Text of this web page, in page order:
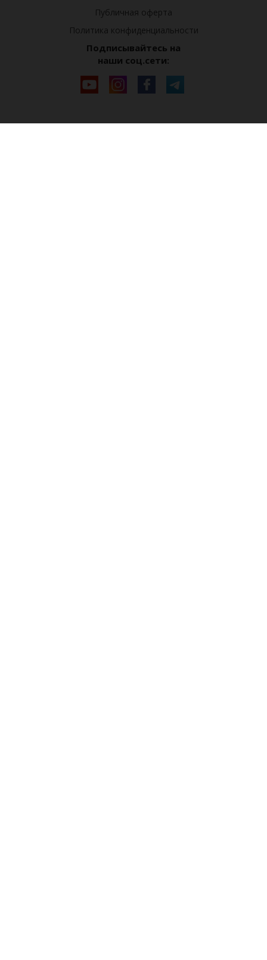
Публичная оферта
Политика конфиденциальности
Подписывайтесь на
наши соц.сети: